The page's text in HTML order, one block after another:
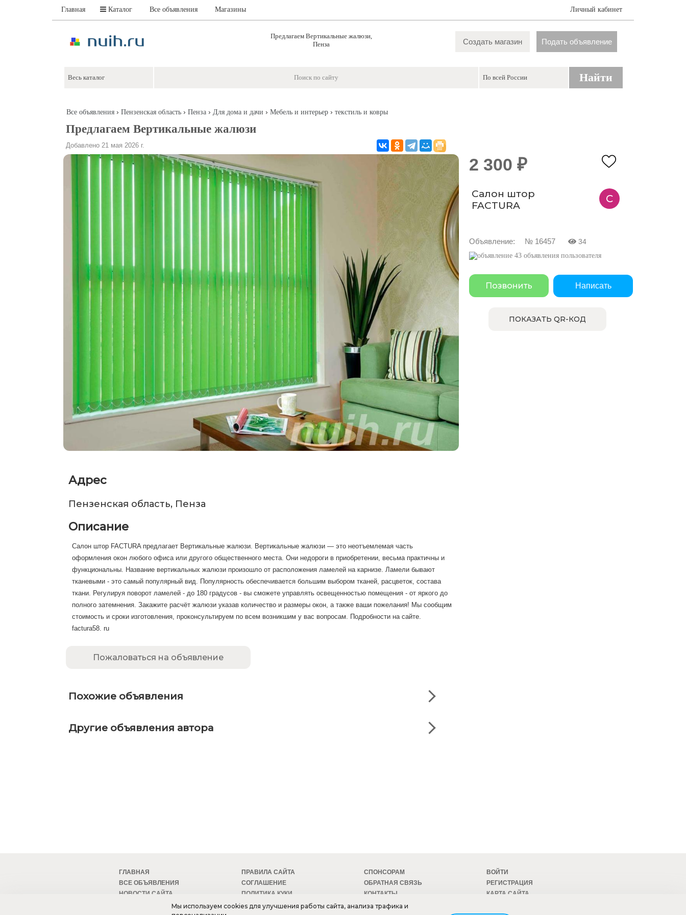
Главная Каталог Все объявления Магазины Личный кабинет
Предлагаем Вертикальные жалюзи,
Пенза
Создать магазин Подать объявление
Найти
Все объявления› Пензенская область› Пенза› Для дома и дачи › Мебель и интерьер› текстиль и ковры
Предлагаем Вертикальные жалюзи
Добавлено 21 мая 2026 г.
Адрес
Пензенская область, Пенза
Описание
Салон штор FACTURA предлагает Вертикальные жалюзи. Вертикальные жалюзи — это неотъемлемая часть
оформления окон любого офиса или другого общественного места. Они недороги в приобретении, весьма практичны и
функциональны. Название вертикальных жалюзи произошло от расположения ламелей на карнизе. Ламели бывают
тканевыми - это самый популярный вид. Популярность обеспечивается большим выбором тканей, расцветок, состава
ткани. Регулируя поворот ламелей - до 180 градусов - вы сможете управлять освещенностью помещения - от яркого до
полного затемнения. Закажите расчёт жалюзи указав количество и размеры окон, а также ваши пожелания! Мы сообщим
стоимость и сроки изготовления, проконсультируем по всем возникшим у вас вопросам. Подробности на сайте.
factura58. ru
Пожаловаться на объявление
Похожие объявления
Другие объявления автора
2 300 ₽
Салон штор
FACTURA
С
Объявление: № 16457 34
43 объявления пользователя
Позвонить Написать
ПОКАЗАТЬ QR-КОД
ГЛАВНАЯ
ВСЕ ОБЪЯВЛЕНИЯ
НОВОСТИ САЙТА
МОБИЛЬНАЯ ВЕРСИЯ
ПРАВИЛА САЙТА
СОГЛАШЕНИЕ
ПОЛИТИКА КУКИ
БЕЗОПАСНОСТЬ
СПОНСОРАМ
ОБРАТНАЯ СВЯЗЬ
КОНТАКТЫ
ТЕХПОДДЕРЖКА
ВОЙТИ
РЕГИСТРАЦИЯ
КАРТА САЙТА
Мы используем cookies для улучшения работы сайта, анализа трафика и